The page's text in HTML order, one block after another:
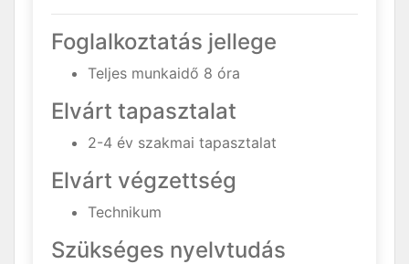
Foglalkoztatás jellege
Teljes munkaidő 8 óra
Elvárt tapasztalat
2-4 év szakmai tapasztalat
Elvárt végzettség
Technikum
Szükséges nyelvtudás